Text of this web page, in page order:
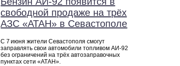
свободной продаже на трёх
АЗС «АТАН» в Севастополе
С 7 июня жители Севастополя смогут
заправлять свои автомобили топливом АИ‑92
без ограничений на трёх автозаправочных
пунктах сети «АТАН».